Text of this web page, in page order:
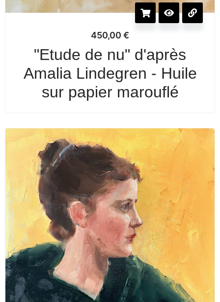
450,00 €
"Etude de nu" d'après
Amalia Lindegren - Huile
sur papier marouflé